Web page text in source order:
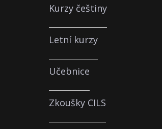
Kurzy češtiny
Letní kurzy
Učebnice
Zkoušky CILS